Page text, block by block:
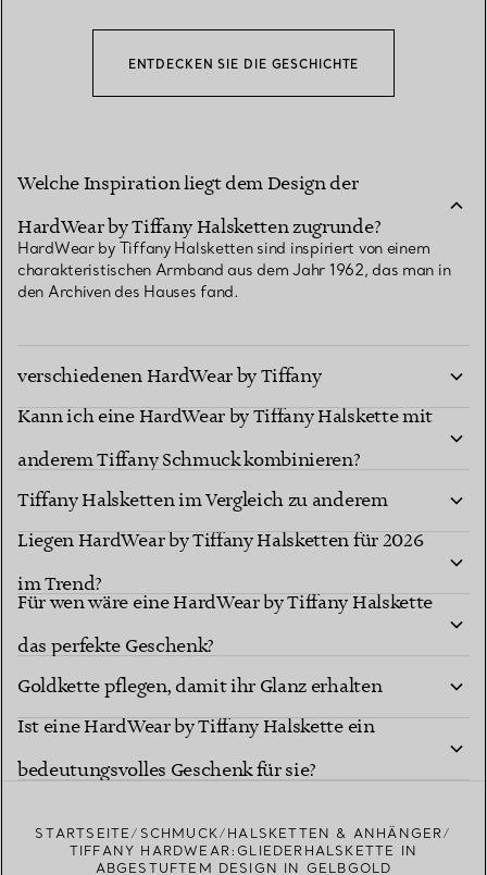
ENTDECKEN SIE DIE GESCHICHTE
Welche Inspiration liegt dem Design der
HardWear by Tiffany Halsketten zugrunde?
HardWear by Tiffany Halsketten sind inspiriert von einem
charakteristischen Armband aus dem Jahr 1962, das man in
den Archiven des Hauses fand.
verschiedenen HardWear by Tiffany
Halskettenstilen?
Kann ich eine HardWear by Tiffany Halskette mit
anderem Tiffany Schmuck kombinieren?
Was ist das Besondere an den HardWear by
Tiffany Halsketten im Vergleich zu anderem
Goldschmuck?
Liegen HardWear by Tiffany Halsketten für 2026
im Trend?
Für wen wäre eine HardWear by Tiffany Halskette
das perfekte Geschenk?
Wie soll ich meine HardWear by Tiffany
Goldkette pflegen, damit ihr Glanz erhalten
bleibt?
Ist eine HardWear by Tiffany Halskette ein
bedeutungsvolles Geschenk für sie?
STARTSEITE SCHMUCK
HALSKETTEN & ANHÄNGER
TIFFANY HARDWEAR:GLIEDERHALSKETTE IN
ABGESTUFTEM DESIGN IN GELBGOLD